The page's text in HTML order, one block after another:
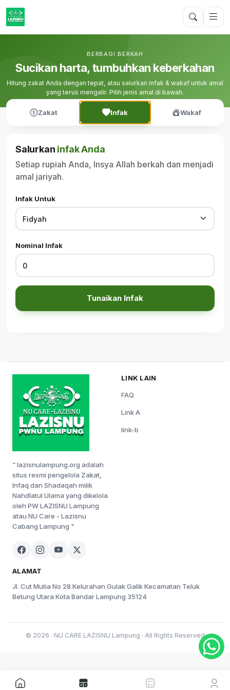
BERBAGI BERKAH
Sucikan harta, tumbuhkan keberkahan
Hitung zakat Anda dengan tepat, atau salurkan infak & wakaf untuk amal
yang terus mengalir. Pilih jenis amal di bawah.
Zakat Infak Wakaf
Salurkan infak Anda
Setiap rupiah Anda, Insya Allah berkah dan menjadi
amal jariyah.
Infak Untuk
Nominal Infak
Tunaikan Infak
“ lazisnulampung.org adalah
situs resmi pengelola Zakat,
Infaq dan Shadaqah milik
Nahdlatul Ulama yang dikelola
oleh PW LAZISNU Lampung
atau NU Care - Lazisnu
Cabang Lampung "
LINK LAIN
FAQ
Link A
link-b
ALAMAT
Jl. Cut Mutia No 28 Kelurahan Gulak Galik Kecamatan Teluk
Betung Utara Kota Bandar Lampung 35124
© 2026 · NU CARE LAZISNU Lampung · All Rights Reserved